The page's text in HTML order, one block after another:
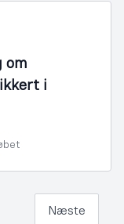
om
i
Næste